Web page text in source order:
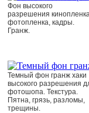
Фон высокого
разрешения
фотопленка, кадры.
Гранж.
Темный фон гранж хаки
высокого разрешения
фотошопа. Текстура.
Пятна, грязь, разломы,
трещины.